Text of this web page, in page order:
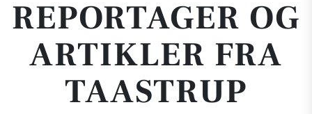
REPORTAGER OG
ARTIKLER FRA
TAASTRUP